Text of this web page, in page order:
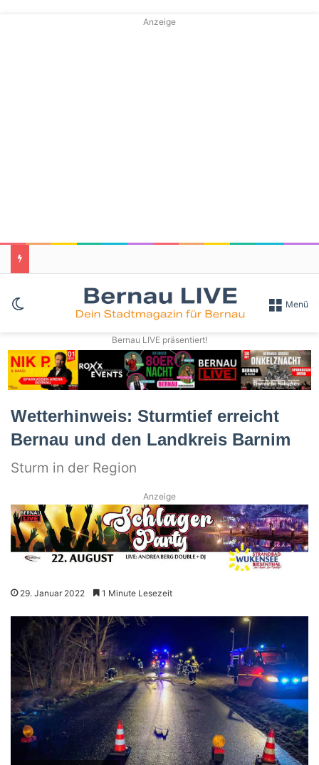
Anzeige
Skin umschalten Menü
Bernau LIVE präsentiert!
Wetterhinweis: Sturmtief erreicht
Bernau und den Landkreis Barnim
Sturm in der Region
Anzeige
29. Januar 2022 1 Minute Lesezeit